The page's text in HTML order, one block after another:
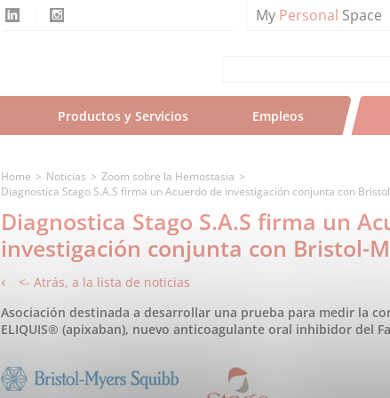
My Personal Space
Productos y Servicios Empleos
Home Noticias
Zoom sobre la Hemostasia
Diagnostica Stago S.A.S firma un Acuerdo de investigación conjunta con
Diagnostica Stago S.A.S firma un
investigación conjunta con Bristol-
<- Atrás, a la lista de noticias
Asociación destinada a desarrollar una prueba para medir la
ELIQUIS® (apixaban), nuevo anticoagulante oral inhibidor del